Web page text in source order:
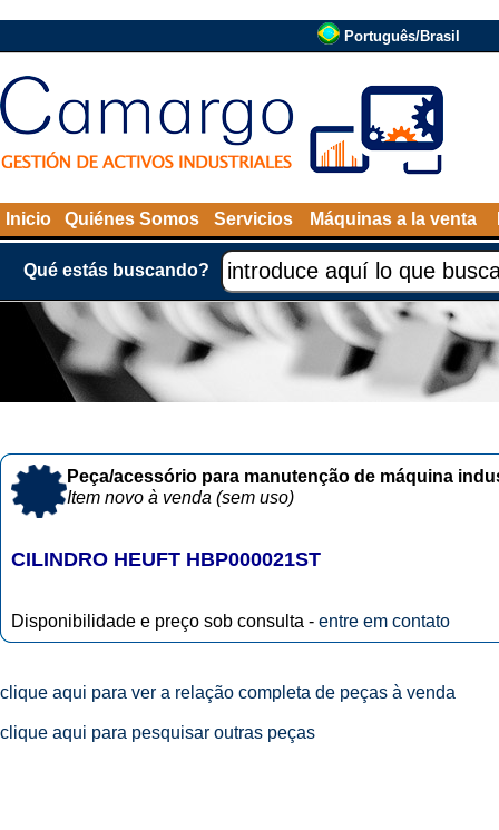
Português/Brasil
Inicio Quiénes Somos Servicios Máquinas a la venta
Qué estás buscando?
Peça/acessório para manutenção de máquina
Item novo à venda (sem uso)
CILINDRO HEUFT HBP000021ST
Disponibilidade e preço sob consulta - entre em contato
clique aqui para ver a relação completa de peças à venda
clique aqui para pesquisar outras peças